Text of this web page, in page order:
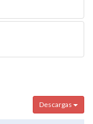
Descargas